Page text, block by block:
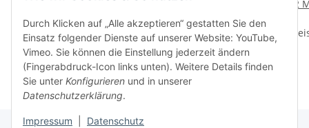
12 Monatskontaktlinsen
Gold Swirls
Preise nach Anmeldung
sichtbar
12 Monatskontaktlinsen
Gold Sparkle
Preise nach Anmeldung
sichtbar
12
Durch Klicken auf „Alle akzeptieren“ gestatten Sie den
Einsatz folgender Dienste auf unserer Website: YouTube,
Vimeo. Sie können die Einstellung jederzeit ändern
(Fingerabdruck-Icon links unten). Weitere Details finden
Sie unter Konfigurieren und in unserer
Datenschutzerklärung.
Impressum Datenschutz